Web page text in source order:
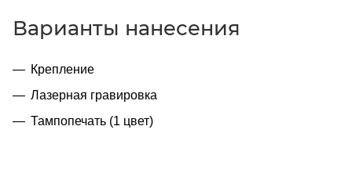
Варианты нанесения
Крепление
Лазерная гравировка
Тампопечать (1 цвет)